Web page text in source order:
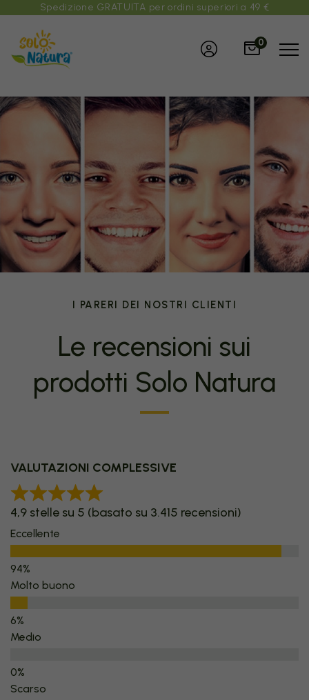
Spedizione GRATUITA per ordini superiori a 49 €
0
I PARERI DEI NOSTRI CLIENTI
Le recensioni sui
prodotti Solo Natura
VALUTAZIONI COMPLESSIVE
4,9 stelle su 5 (basato su 3.415 recensioni)
Eccellente
Molto buono
Medio
Scarso